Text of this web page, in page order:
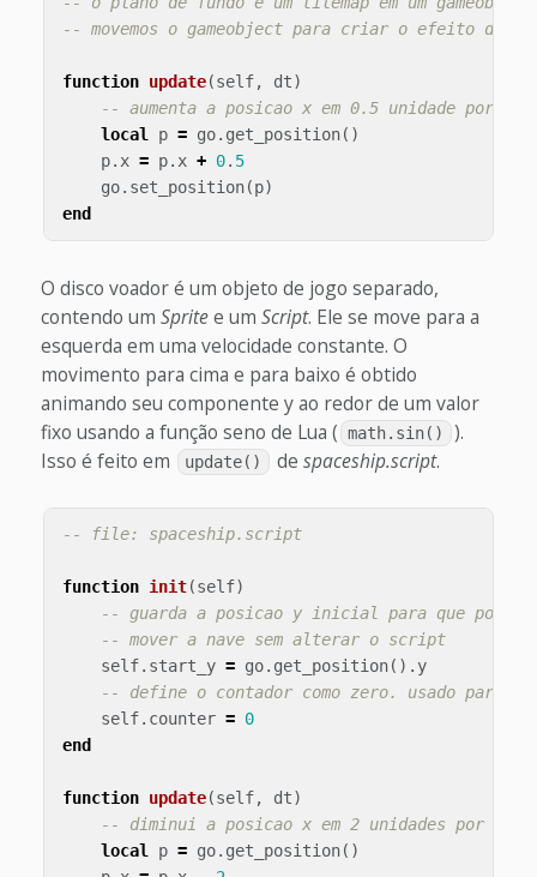
-- movemos o gameobject para criar o efeito de
function update(self, dt)
-- aumenta a posicao x em 0.5 unidade por
local p = go. get_position()
p.x = p.x + 0. 5
go. set_position(p)
end
O disco voador é um objeto de jogo separado,
contendo um Spritee um Script. Ele se move para a
esquerda em uma velocidade constante. O
movimento para cima e para baixo é obtido
animando seu componente y ao redor de um valor
fixo usando a função seno de Lua ( math.sin()
).
Isso é feito em
update() de spaceship.script.
-- file: spaceship.script
function init(self)
-- guarda a posicao y inicial para que
-- mover a nave sem alterar o script
self. start_y = go. get_position(). y
-- define o contador como zero. usado para o
self. counter = 0
end
function update(self, dt)
-- diminui a posicao x em 2 unidades por
local p = go. get_position()